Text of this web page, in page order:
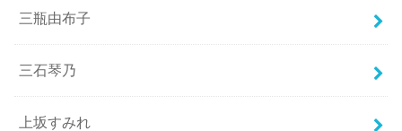
三瓶由布子
三石琴乃
上坂すみれ